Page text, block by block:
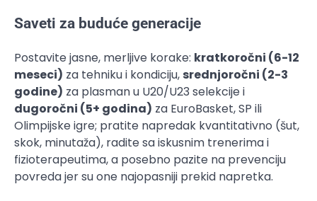
Saveti za buduće generacije
Postavite jasne, merljive korake: kratkoročni (6-12
meseci) za tehniku i kondiciju, srednjoročni (2-3
godine) za plasman u U20/U23 selekcije i
dugoročni (5+ godina) za EuroBasket, SP ili
Olimpijske igre; pratite napredak kvantitativno (šut,
skok, minutaža), radite sa iskusnim trenerima i
fizioterapeutima, a posebno pazite na prevenciju
povreda jer su one najopasniji prekid napretka.